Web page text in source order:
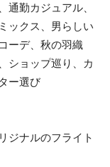
通勤カジュアル、
ックス、男らしい
ーデ、秋の羽織
ショップ巡り、カ
ー選び
ジナルのフライト